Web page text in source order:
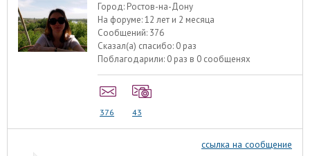
Город: Ростов-на-Дону
На форуме:12 лет и 2 месяца
Сообщений: 376
Сказал(а) спасибо: 0 раз
Поблагодарили: 0 раз в 0 сообщенях
376 43
ссылка на сообщение